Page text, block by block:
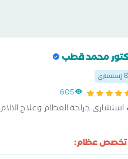
محمد قطب
إستشاري
605
استشاري جراحة العظام وعلاج الالام
تخصص عظام: